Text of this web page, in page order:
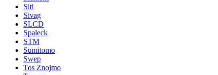
Siti
Sivag
SLCD
Spaleck
STM
Sumitomo
Swep
Tos Znojmo